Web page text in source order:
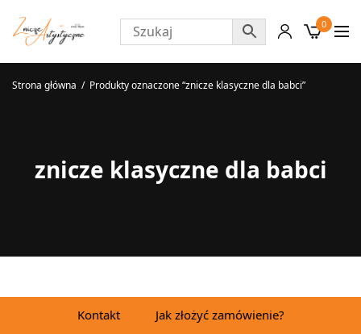
0
Strona główna / Produkty oznaczone “znicze klasyczne dla babci”
znicze klasyczne dla babci
Kontakt
Jak złożyć zamówienie?